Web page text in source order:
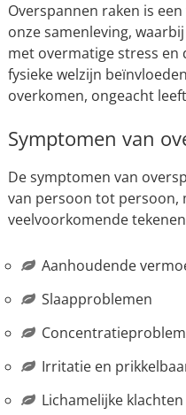
Overspannen raken is
onze samenleving,
met overmatige stress en
fysieke welzijn
overkomen, ongeacht
Symptomen van
De symptomen van
van persoon tot persoon,
veelvoorkomende
Aanhoudende
Slaapproblemen
Irritatie en
Lichamelijke